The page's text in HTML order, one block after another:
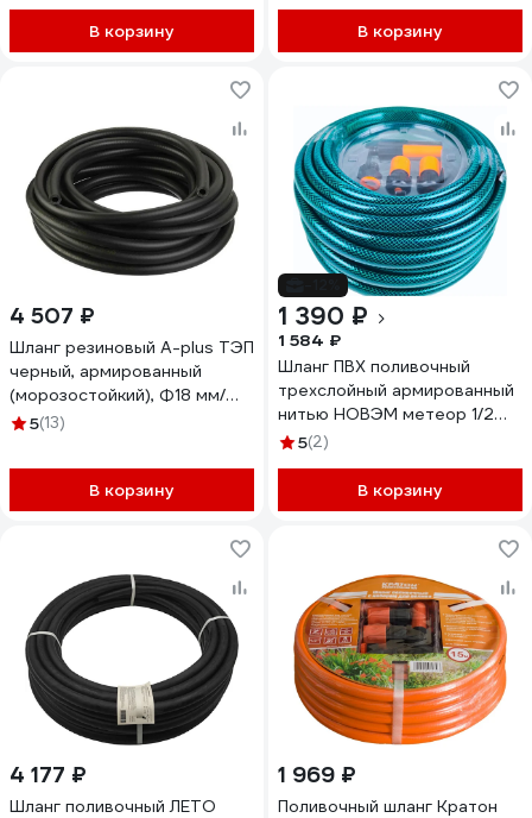
В корзину В корзину
4 507 ₽
Шланг резиновый A-plus ТЭП
черный, армированный
(морозостойкий), Ф18 мм/
т.с.3,5 (бухта 20)
5(13)
В корзину
1 390 ₽
1 584 ₽
Шланг ПВХ поливочный
трехслойный армированный
нитью НОВЭМ метеор 1/2
(20м.п.) с фитингами
5(2)
В корзину
4 177 ₽
Шланг поливочный ЛЕТО
1 969 ₽
Поливочный шланг Кратон